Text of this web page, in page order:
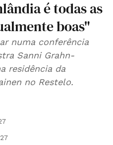
é todas as
boas"
numa conferência
Sanni Grahn-
residência da
no Restelo.